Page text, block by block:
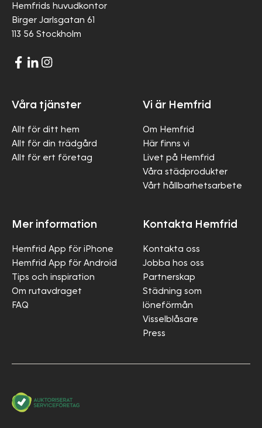
Hemfrids huvudkontor
Birger Jarlsgatan 61
113 56 Stockholm
Våra tjänster
Allt för ditt hem
Allt för din trädgård
Allt för ert företag
Vi är Hemfrid
Om Hemfrid
Här finns vi
Livet på Hemfrid
Våra städprodukter
Vårt hållbarhetsarbete
Mer information
Hemfrid App för iPhone
Hemfrid App för Android
Tips och inspiration
Om rutavdraget
FAQ
Kontakta Hemfrid
Kontakta oss
Jobba hos oss
Partnerskap
Städning som
löneförmån
Visselblåsare
Press